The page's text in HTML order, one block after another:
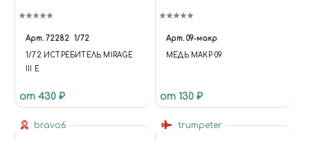
Арт. 72282 1/72
1/72 ИСТРЕБИТЕЛЬ MIRAGE
III E
от 430 ₽
Арт. 09-макр
МЕДЬ МАКР 09
от 130 ₽
bravo6 trumpeter